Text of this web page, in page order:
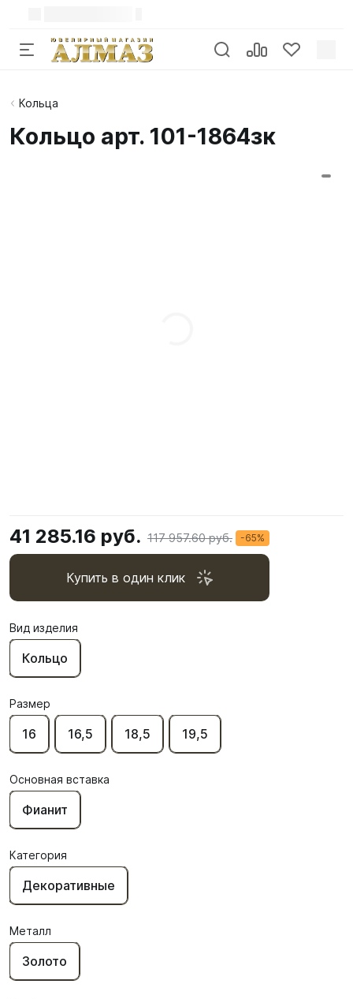
Кольца
Кольцо арт. 101-1864зк
41 285.16 руб. 117 957.60 руб. -65%
Купить в один клик
Вид изделия
Кольцо
Размер
16 16,5 18,5 19,5
Основная вставка
Фианит
Категория
Декоративные
Металл
Золото